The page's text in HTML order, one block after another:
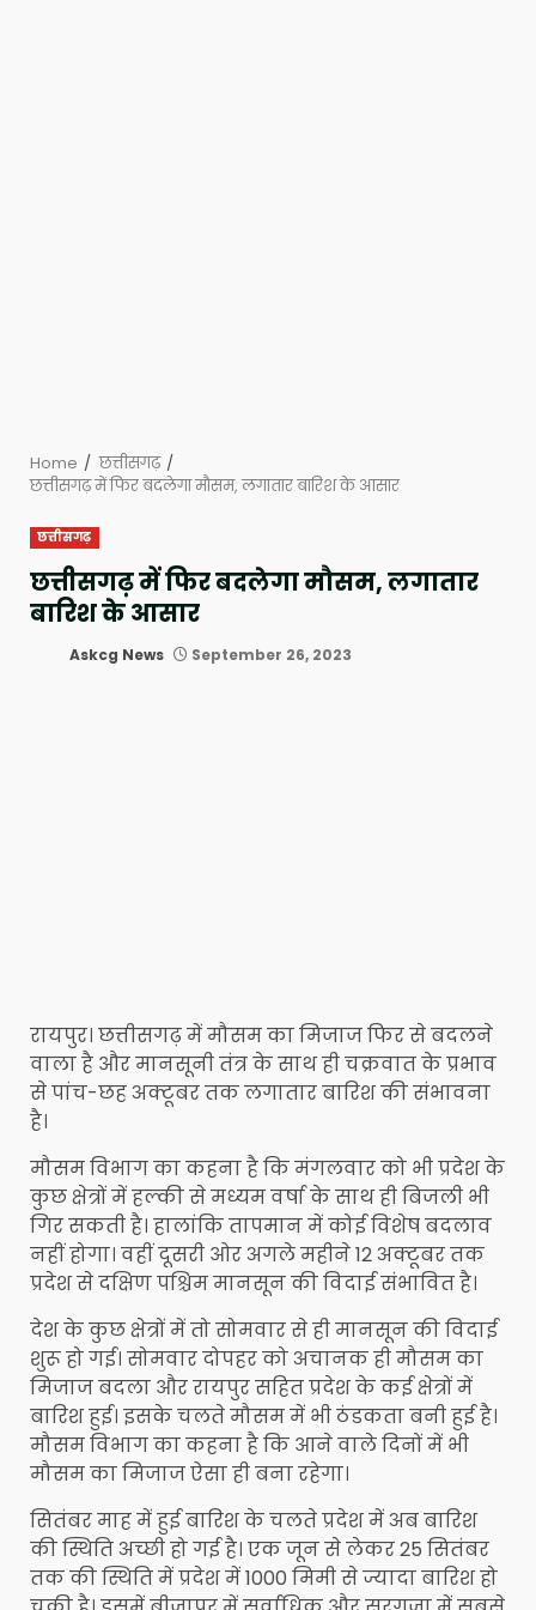
Home
छत्तीसगढ़
छत्तीसगढ़ में फिर बदलेगा मौसम, लगातार बारिश के आसार
छत्तीसगढ़
छत्तीसगढ़ में फिर बदलेगा मौसम, लगातार
बारिश के आसार
Askcg News September 26, 2023
रायपुर। छत्तीसगढ़ में मौसम का मिजाज फिर से बदलने
वाला है और मानसूनी तंत्र के साथ ही चक्रवात के प्रभाव
से पांच-छह अक्टूबर तक लगातार बारिश की संभावना
है।
मौसम विभाग का कहना है कि मंगलवार को भी प्रदेश के
कुछ क्षेत्रों में हल्की से मध्यम वर्षा के साथ ही बिजली भी
गिर सकती है। हालांकि तापमान में कोई विशेष बदलाव
नहीं होगा। वहीं दूसरी ओर अगले महीने 12 अक्टूबर तक
प्रदेश से दक्षिण पश्चिम मानसून की विदाई संभावित है।
देश के कुछ क्षेत्रों में तो सोमवार से ही मानसून की विदाई
शुरू हो गई। सोमवार दोपहर को अचानक ही मौसम का
मिजाज बदला और रायपुर सहित प्रदेश के कई क्षेत्रों में
बारिश हुई। इसके चलते मौसम में भी ठंडकता बनी हुई है।
मौसम विभाग का कहना है कि आने वाले दिनों में भी
मौसम का मिजाज ऐसा ही बना रहेगा।
सितंबर माह में हुई बारिश के चलते प्रदेश में अब बारिश
की स्थिति अच्छी हो गई है। एक जून से लेकर 25 सितंबर
तक की स्थिति में प्रदेश में 1000 मिमी से ज्यादा बारिश हो